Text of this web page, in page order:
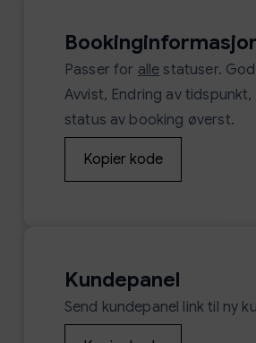
Passer for alle statuser.
Avvist, Endring av tidspunkt,
status av booking øverst.
Kopier kode
Kundepanel
Send kundepanel link til ny